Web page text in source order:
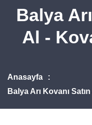
Balya
Al -
Anasayfa
Balya Arı Kovanı